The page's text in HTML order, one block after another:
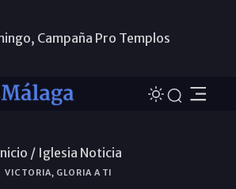
Campaña Pro Templos
/ Iglesia Noticia
VICTORIA, GLORIA A TI